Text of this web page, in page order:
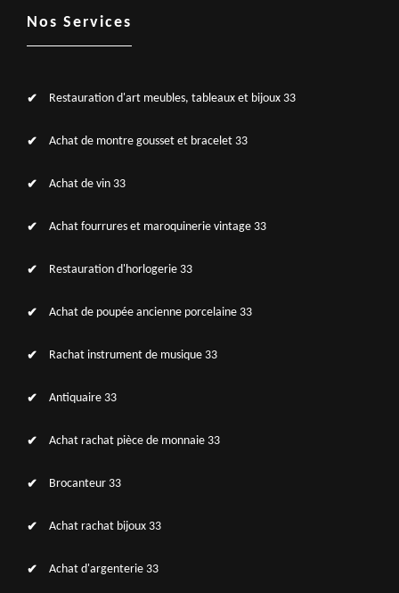
Nos Services
Restauration d'art meubles, tableaux et bijoux 33
Achat de montre gousset et bracelet 33
Achat de vin 33
Achat fourrures et maroquinerie vintage 33
Restauration d'horlogerie 33
Achat de poupée ancienne porcelaine 33
Rachat instrument de musique 33
Antiquaire 33
Achat rachat pièce de monnaie 33
Brocanteur 33
Achat rachat bijoux 33
Achat d'argenterie 33